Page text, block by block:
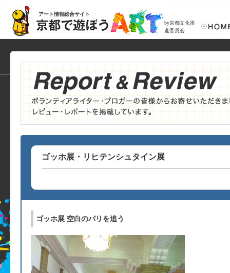
アート情報総合サイト
by京都文化推
進委員会
ゴッホ展・リヒテンシュタイン展
ゴッホ展 空白のパリを追う